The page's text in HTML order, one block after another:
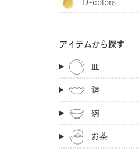
akaganeD-colors
アイテムから探す
皿
鉢
碗
お茶